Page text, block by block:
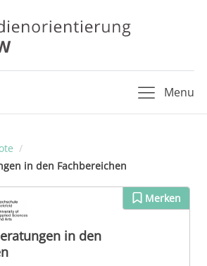
Menu
/
in den Fachbereichen
Merken
in den